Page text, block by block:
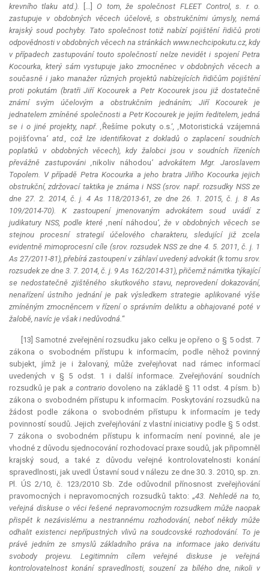
krevního tlaku atd.). […]
O tom, že společnost FLEET Control, s. r. o.
zastupuje v obdobných věcech účelově, s obstrukčními úmysly, nemá
krajský soud pochyby. Tato společnost totiž nabízí pojištění řidičů proti
odpovědnosti v obdobných věcech na stránkách www.nechcipokutu.cz, kdy
v případech zastupování touto společností nelze nevidět i spojení Petra
Kocourka, který sám vystupuje jako zmocněnec v obdobných věcech a
současně i jako manažer různých projektů nabízejících řidičům pojištění
proti pokutám (bratři Jiří Kocourek a Petr Kocourek jsou již dostatečně
známí svým účelovým a obstrukčním jednáním; Jiří Kocourek je
jednatelem zmíněné společnosti a Petr Kocourek je jejím ředitelem, jedná
se i o jiné projekty, např. ‚Řešíme pokuty o.s.‘, ‚Motoristická vzájemná
pojišťovna‘ atd., což lze identifikovat z dokladů o zaplacení soudních
poplatků v obdobných věcech), kdy žalobci jsou v soudních řízeních
převážně zastupováni ‚nikoliv náhodou‘ advokátem Mgr. Jaroslavem
Topolem. V případě Petra Kocourka a jeho bratra Jiřího Kocourka jejich
obstrukční, zdržovací taktika je známa i NSS (srov. např. rozsudky NSS ze
dne 27. 2. 2014, č. j. 4 As 118/2013-61, ze dne 26. 1. 2015, č. j. 8 As
109/2014-70). K zastoupení jmenovaným advokátem soud uvádí z
judikatury NSS, podle které ‚není náhodou‘, že v obdobných věcech se
stejnou procesní strategií účelového charakteru, sledující již zcela
evidentně mimoprocesní cíle (srov. rozsudek NSS ze dne 4. 5. 2011, č. j. 1
As 27/2011-81), přebírá zastoupení v záhlaví uvedený advokát (k tomu srov.
rozsudek ze dne 3. 7. 2014, č. j. 9 As 162/2014-31), přičemž námitka týkající
se nedostatečně zjištěného skutkového stavu, neprovedení dokazování,
nenařízení ústního jednání je pak výsledkem strategie aplikované výše
zmíněným zmocněncem v řízení o správním deliktu a obhajované poté v
žalobě, navíc je však i nedůvodná.“
[13] Samotné zveřejnění rozsudku jako celku je opřeno o § 5 odst. 7
zákona o svobodném přístupu k informacím, podle něhož povinný
subjekt, jímž je i žalovaný, může zveřejňovat nad rámec informací
uvedených v § 5 odst. 1 i další informace. Zveřejňování soudních
rozsudků je pak a contrario dovoleno na základě § 11 odst. 4 písm. b)
zákona o svobodném přístupu k informacím. Poskytování rozsudků na
žádost podle zákona o svobodném přístupu k informacím je tedy
povinností soudů. Jejich zveřejňování z vlastní iniciativy podle § 5 odst.
7 zákona o svobodném přístupu k informacím není povinné, ale je
vhodné z důvodu sjednocování rozhodovací praxe soudů, jak připomněl
krajský soud, a také z důvodu veřejné kontrolovatelnosti konání
spravedlnosti, jak uvedl Ústavní soud v nálezu ze dne 30. 3. 2010, sp. zn.
Pl. ÚS 2/10, č. 123/2010 Sb. Zde odůvodnil přínosnost zveřejňování
pravomocných i nepravomocných rozsudků takto: „43. Nehledě na to,
veřejná diskuse o věci řešené nepravomocným rozsudkem může naopak
přispět k nezávislému a nestrannému rozhodování, neboť někdy může
odhalit existenci nepřípustných vlivů na soudcovské rozhodování. To je
právě jedním ze smyslů základního práva na informace jako derivátu
svobody projevu. Legitimním cílem veřejné diskuse je veřejná
kontrolovatelnost konání spravedlnosti, souzení za bílého dne, nikoli v